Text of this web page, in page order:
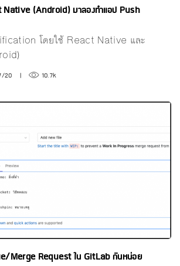
(Android) มาลองทำแอป Push
โดยใช้ React Native และ
20 | 10.7k
Merge Request ใน GitLab กันหน่อย